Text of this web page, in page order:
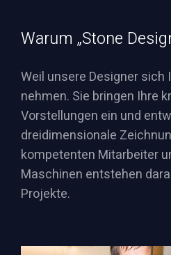
Warum „Stone
Weil unsere Designer sich
nehmen. Sie bringen Ihre
Vorstellungen ein und
dreidimensionale
kompetenten Mitarbeiter
Maschinen entstehen
Projekte.